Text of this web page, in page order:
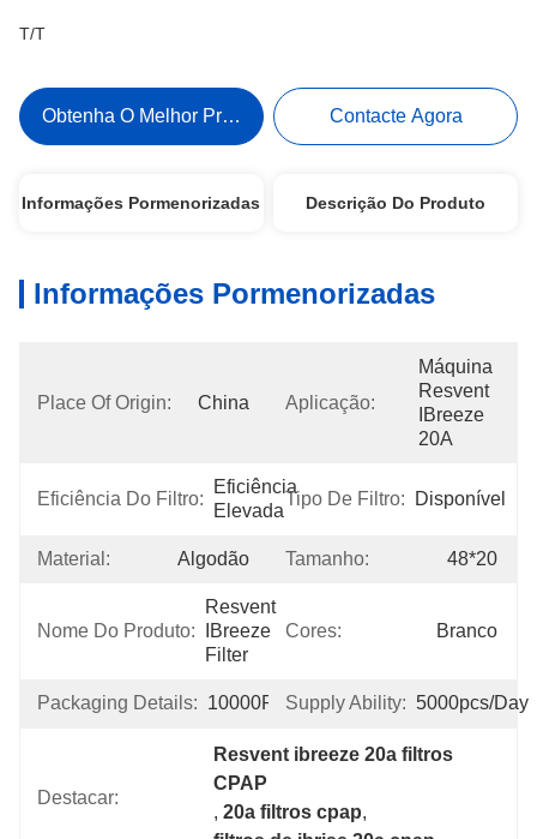
T/T
Obtenha O Melhor Preço Contacte Agora
Informações Pormenorizadas Descrição Do Produto
Informações Pormenorizadas
Place Of Origin: China Aplicação:
Máquina
Resvent
IBreeze
20A
Eficiência Do Filtro:
Eficiência
Elevada
Tipo De Filtro: Disponível
Material: Algodão Tamanho: 48*20
Nome Do Produto:
Resvent
IBreeze
Filter
Cores: Branco
Packaging Details: 10000PCS/BOXSupply Ability: 5000pcs/day
Destacar:
Resvent ibreeze 20a filtros
CPAP
, 20a filtros cpap,